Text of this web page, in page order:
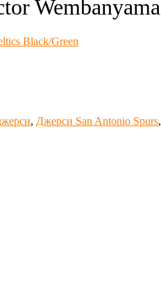
Wembanyama
Black/Green
, Джерси San Antonio Spurs,